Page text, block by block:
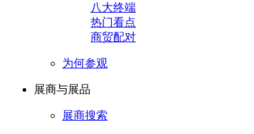
八大终端
热门看点
商贸配对
为何参观
展商与展品
展商搜索